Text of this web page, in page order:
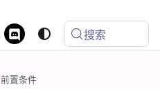
搜索
前置条件